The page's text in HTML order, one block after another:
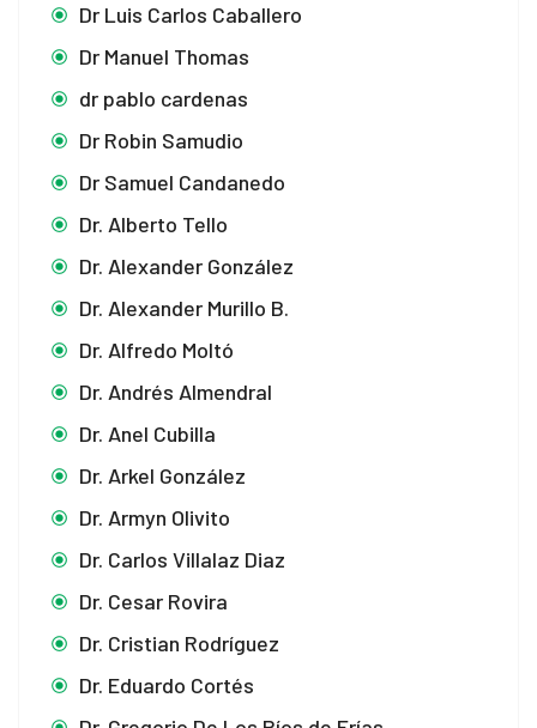
Dr Luis Carlos Caballero
Dr Manuel Thomas
dr pablo cardenas
Dr Robin Samudio
Dr Samuel Candanedo
Dr. Alberto Tello
Dr. Alexander González
Dr. Alexander Murillo B.
Dr. Alfredo Moltó
Dr. Andrés Almendral
Dr. Anel Cubilla
Dr. Arkel González
Dr. Armyn Olivito
Dr. Carlos Villalaz Diaz
Dr. Cesar Rovira
Dr. Cristian Rodríguez
Dr. Eduardo Cortés